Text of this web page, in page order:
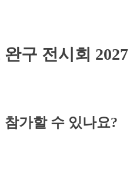
구 전시회 2027
참가할 수 있나요?